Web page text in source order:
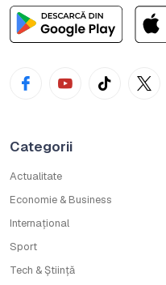
Categorii
Actualitate
Economie & Business
Internațional
Sport
Tech & Știință